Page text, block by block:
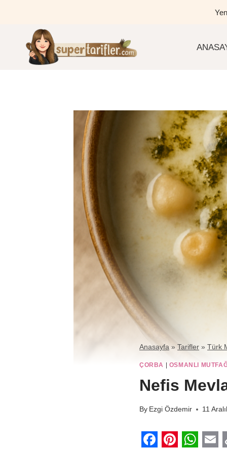
Anasayfa » Tarifler » Türk
ÇORBA | OSMANLI
Nefis
By Ezgi Özdemir 11